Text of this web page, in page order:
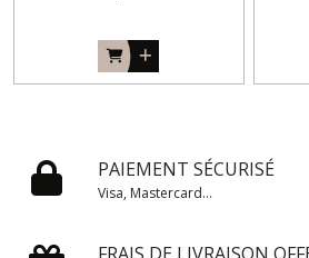
PAIEMENT SÉCURISÉ
Visa, Mastercard...